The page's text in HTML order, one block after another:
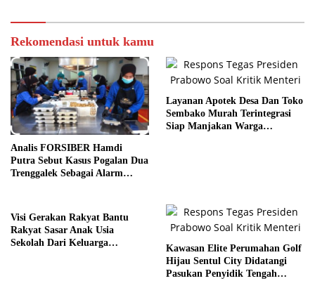
Rekomendasi untuk kamu
Analis FORSIBER Hamdi
Putra Sebut Kasus Pogalan Dua
Trenggalek Sebagai Alarm
Layanan Apotek Desa Dan Toko
Sembako Murah Terintegrasi
Siap Manjakan Warga
Visi Gerakan Rakyat Bantu
Rakyat Sasar Anak Usia
Sekolah Dari Keluarga
Kawasan Elite Perumahan Golf
Hijau Sentul City Didatangi
Pasukan Penyidik Tengah